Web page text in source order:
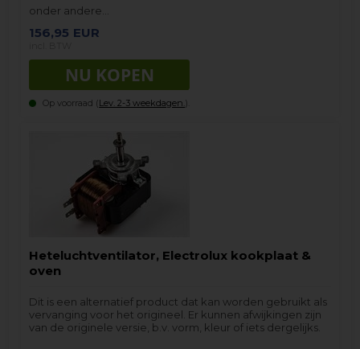
onder andere…
156,95 EUR
Op voorraad (Lev. 2-3 weekdagen. ).
Heteluchtventilator, Electrolux kookplaat &
oven
Dit is een alternatief product dat kan worden gebruikt als
vervanging voor het origineel. Er kunnen afwijkingen zijn
van de originele versie, b.v. vorm, kleur of iets dergelijks.